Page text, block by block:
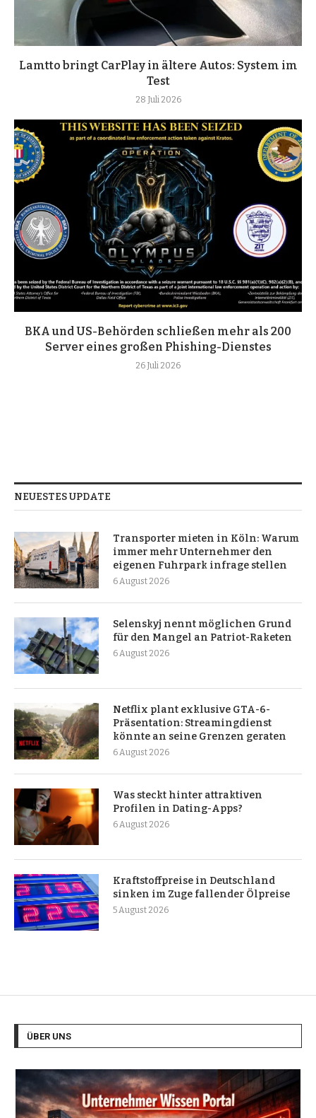
Lamtto bringt CarPlay in ältere Autos: System im
Test
28 Juli 2026
BKA und US-Behörden schließen mehr als 200
Server eines großen Phishing-Dienstes
26 Juli 2026
NEUESTES UPDATE
Transporter mieten in Köln: Warum
immer mehr Unternehmer den
eigenen Fuhrpark infrage stellen
6 August 2026
Selenskyj nennt möglichen Grund
für den Mangel an Patriot-Raketen
6 August 2026
Netflix plant exklusive GTA-6-
Präsentation: Streamingdienst
könnte an seine Grenzen geraten
6 August 2026
Was steckt hinter attraktiven
Profilen in Dating-Apps?
6 August 2026
Kraftstoffpreise in Deutschland
sinken im Zuge fallender Ölpreise
5 August 2026
ÜBER UNS